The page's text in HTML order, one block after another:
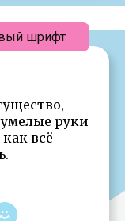
умелые руки
всё
шрифт